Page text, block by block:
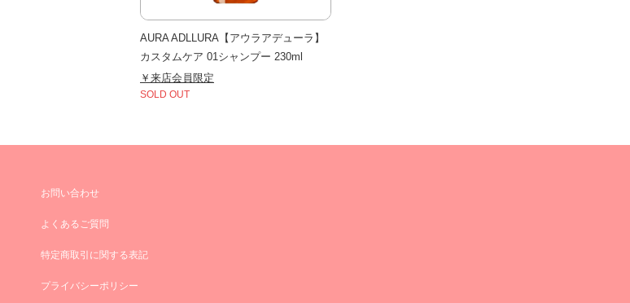
AURA ADLLURA【アウラアデューラ】
カスタムケア 01シャンプー 230ml
￥来店会員限定
SOLD OUT
お問い合わせ
よくあるご質問
特定商取引に関する表記
プライバシーポリシー